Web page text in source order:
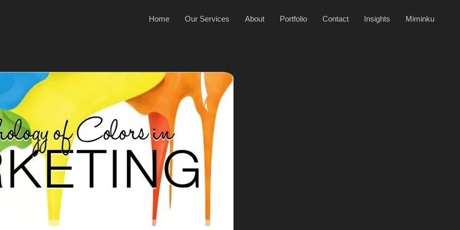
Home Our Services About Portfolio Contact Insights Miminku